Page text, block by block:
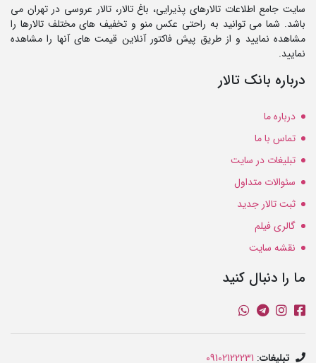
سایت جامع اطلاعات تالارهای پذیرایی، باغ تالار، تالار عروسی در تهران می
باشد. شما می توانید به راحتی عکس منو و تخفیف های مختلف تالارها را
مشاهده نمایید و از طریق پیش فاکتور آنلاین قیمت های آنها را مشاهده
نمایید.
درباره بانک تالار
درباره ما
تماس با ما
تبلیغات در سایت
سئوالات متداول
ثبت تالار جدید
گالری فیلم
نقشه سایت
ما را دنبال کنید
تبلیغات:
09102122231